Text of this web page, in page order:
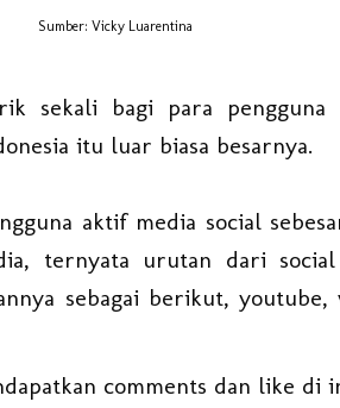
Sumber: Vicky Luarentina
sekali bagi para pengguna
itu luar biasa besarnya.
aktif media social
ternyata urutan dari
sebagai berikut, youtube,
comments dan like di